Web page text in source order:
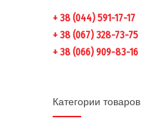
+ 38 (044) 591-17-17
+ 38 (067) 328-73-75
+ 38 (066) 909-83-16
Категории товаров